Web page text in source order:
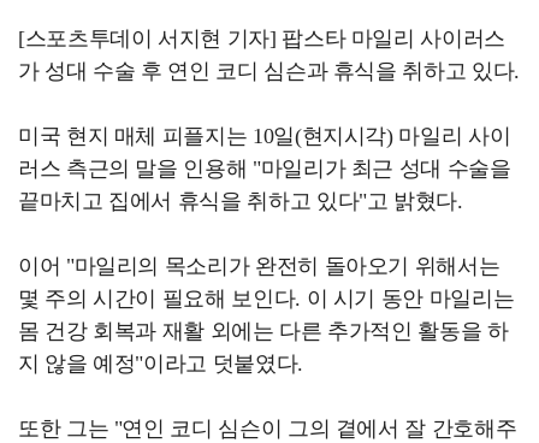
[스포츠투데이 서지현 기자] 팝스타 마일리 사이러스
가 성대 수술 후 연인 코디 심슨과 휴식을 취하고 있다.
미국 현지 매체 피플지는 10일(현지시각) 마일리 사이
러스 측근의 말을 인용해 "마일리가 최근 성대 수술을
끝마치고 집에서 휴식을 취하고 있다"고 밝혔다.
이어 "마일리의 목소리가 완전히 돌아오기 위해서는
몇 주의 시간이 필요해 보인다. 이 시기 동안 마일리는
몸 건강 회복과 재활 외에는 다른 추가적인 활동을 하
지 않을 예정"이라고 덧붙였다.
또한 그는 "연인 코디 심슨이 그의 곁에서 잘 간호해주